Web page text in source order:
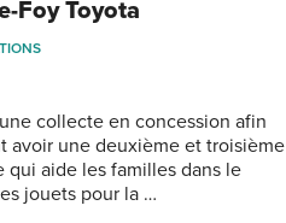
Foy Toyota
collecte en concession afin
avoir une deuxième et troisième
aide les familles dans le
jouets pour la …